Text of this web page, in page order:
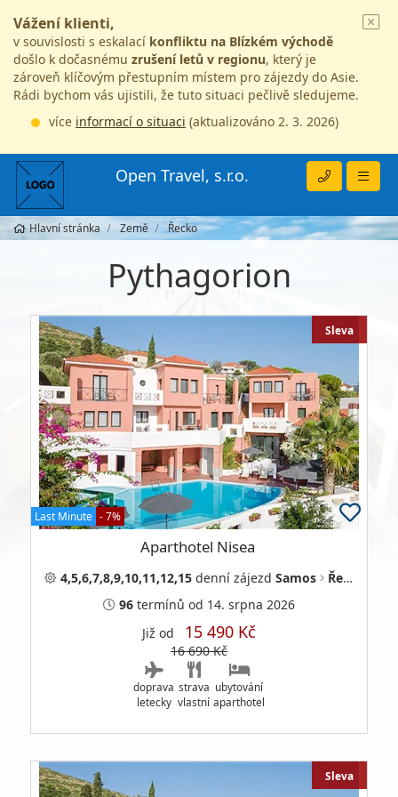
Vážení klienti,
v souvislosti s eskalací konfliktu na Blízkém východě
došlo k dočasnému zrušení letů v regionu, který je
zároveň klíčovým přestupním místem pro zájezdy do Asie.
Rádi bychom vás ujistili, že tuto situaci pečlivě sledujeme.
více informací o situaci (aktualizováno 2. 3. 2026)
Open Travel, s.r.o.
Hlavní stránka Země Řecko
Pythagorion
Sleva
Last Minute - 7%
Aparthotel Nisea
4,5,6,7,8,9,10,11,12,15 denní zájezd Samos
Řecko
96 termínů od 14. srpna 2026
Již od 15 490 Kč
16 690 Kč
doprava
letecky
strava
vlastní
ubytování
aparthotel
Sleva